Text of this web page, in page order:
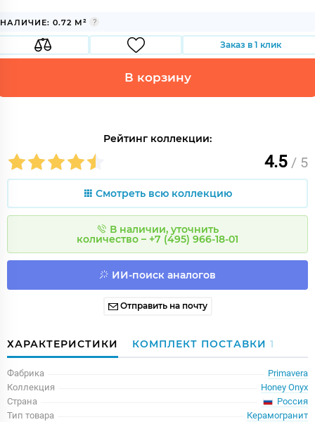
НАЛИЧИЕ: 0.72 М²
Заказ в 1 клик
В корзину
Рейтинг коллекции:
4.5 / 5
Смотреть всю коллекцию
В наличии, уточнить
количество – +7 (495) 966-18-01
ИИ-поиск аналогов
Отправить на почту
ХАРАКТЕРИСТИКИ КОМПЛЕКТ ПОСТАВКИ 1
Фабрика
Primavera
Коллекция
Honey Onyx
Страна
Россия
Тип товара
Керамогранит